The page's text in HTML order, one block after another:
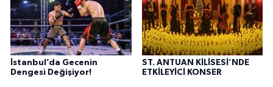
İstanbul’da Gecenin
Dengesi Değişiyor!
ST. ANTUAN KİLİSESİ’NDE
ETKİLEYİCİ KONSER